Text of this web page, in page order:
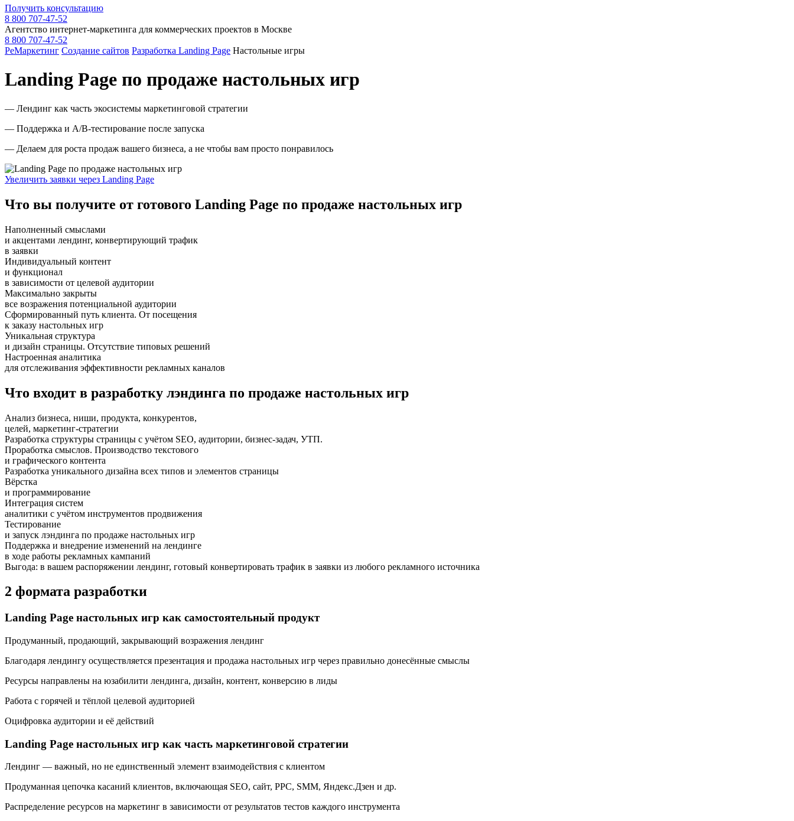
Получить консультацию
8 800 707-47-52
Агентство интернет-маркетинга для коммерческих проектов в Москве
8 800 707-47-52
РеМаркетинг Создание сайтов Разработка Landing Page Настольные игры
Landing Page по продаже настольных игр
— Лендинг как часть экосистемы маркетинговой стратегии
— Поддержка и A/B-тестирование после запуска
— Делаем для роста продаж вашего бизнеса, а не чтобы вам просто понравилось
Увеличить заявки через Landing Page
Что вы получите от готового Landing Page по продаже настольных игр
Наполненный смыслами
и акцентами лендинг, конвертирующий трафик
в заявки
Индивидуальный контент
и функционал
в зависимости от целевой аудитории
Максимально закрыты
все возражения потенциальной аудитории
Сформированный путь клиента. От посещения
к заказу настольных игр
Уникальная структура
и дизайн страницы. Отсутствие типовых решений
Настроенная аналитика
для отслеживания эффективности рекламных каналов
Что входит в разработку лэндинга по продаже настольных игр
Анализ бизнеса, ниши, продукта, конкурентов,
целей, маркетинг-стратегии
Разработка структуры страницы с учётом SEO, аудитории, бизнес-задач, УТП.
Проработка смыслов. Производство текстового
и графического контента
Разработка уникального дизайна всех типов и элементов страницы
Вёрстка
и программирование
Интеграция систем
аналитики с учётом инструментов продвижения
Тестирование
и запуск лэндинга по продаже настольных игр
Поддержка и внедрение изменений на лендинге
в ходе работы рекламных кампаний
Выгода: в вашем распоряжении лендинг, готовый конвертировать трафик в заявки из любого рекламного источника
2 формата разработки
Landing Page настольных игр как самостоятельный продукт
Продуманный, продающий, закрывающий возражения лендинг
Благодаря лендингу осуществляется презентация и продажа настольных игр через правильно донесённые смыслы
Ресурсы направлены на юзабилити лендинга, дизайн, контент, конверсию в лиды
Работа с горячей и тёплой целевой аудиторией
Оцифровка аудитории и её действий
Landing Page настольных игр как часть маркетинговой стратегии
Лендинг — важный, но не единственный элемент взаимодействия с клиентом
Продуманная цепочка касаний клиентов, включающая SEO, сайт, PPC, SMM, Яндекс.Дзен и др.
Распределение ресурсов на маркетинг в зависимости от результатов тестов каждого инструмента